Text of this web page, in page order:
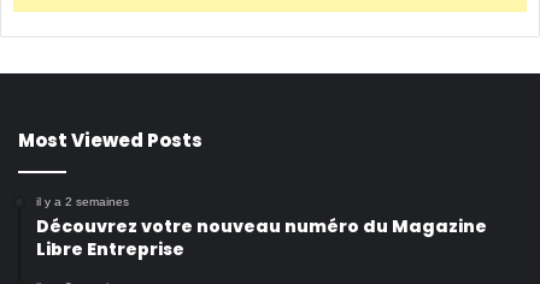
Most Viewed Posts
il y a 2 semaines
Découvrez votre nouveau numéro du Magazine
Libre Entreprise